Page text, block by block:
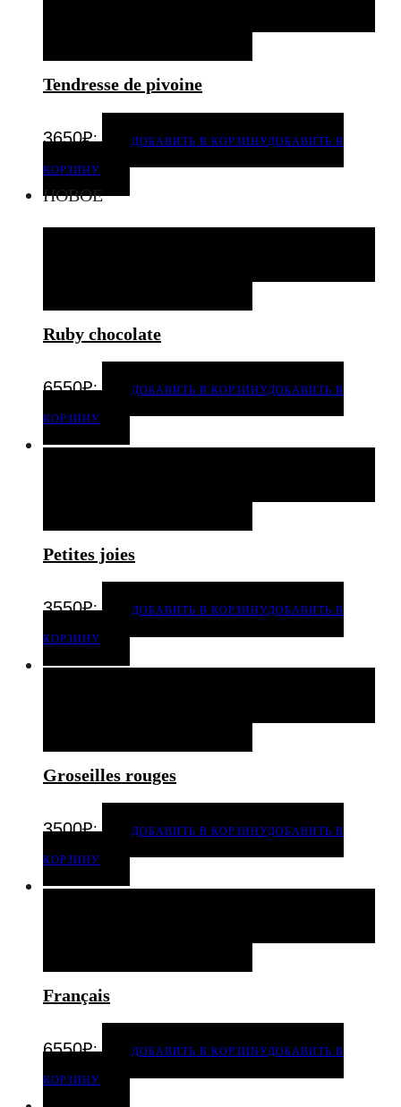
Tendresse de pivoine
3650₽. ДОБАВИТЬ В КОРЗИНУДОБАВИТЬ В
КОРЗИНУ
НОВОЕ
Ruby chocolate
6550₽. ДОБАВИТЬ В КОРЗИНУДОБАВИТЬ В
КОРЗИНУ
Petites joies
3550₽. ДОБАВИТЬ В КОРЗИНУДОБАВИТЬ В
КОРЗИНУ
Groseilles rouges
3500₽. ДОБАВИТЬ В КОРЗИНУДОБАВИТЬ В
КОРЗИНУ
Français
6550₽. ДОБАВИТЬ В КОРЗИНУДОБАВИТЬ В
КОРЗИНУ